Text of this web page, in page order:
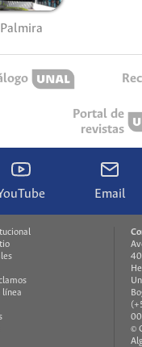
Palmira
Portal de
revistas
Email
línea
©